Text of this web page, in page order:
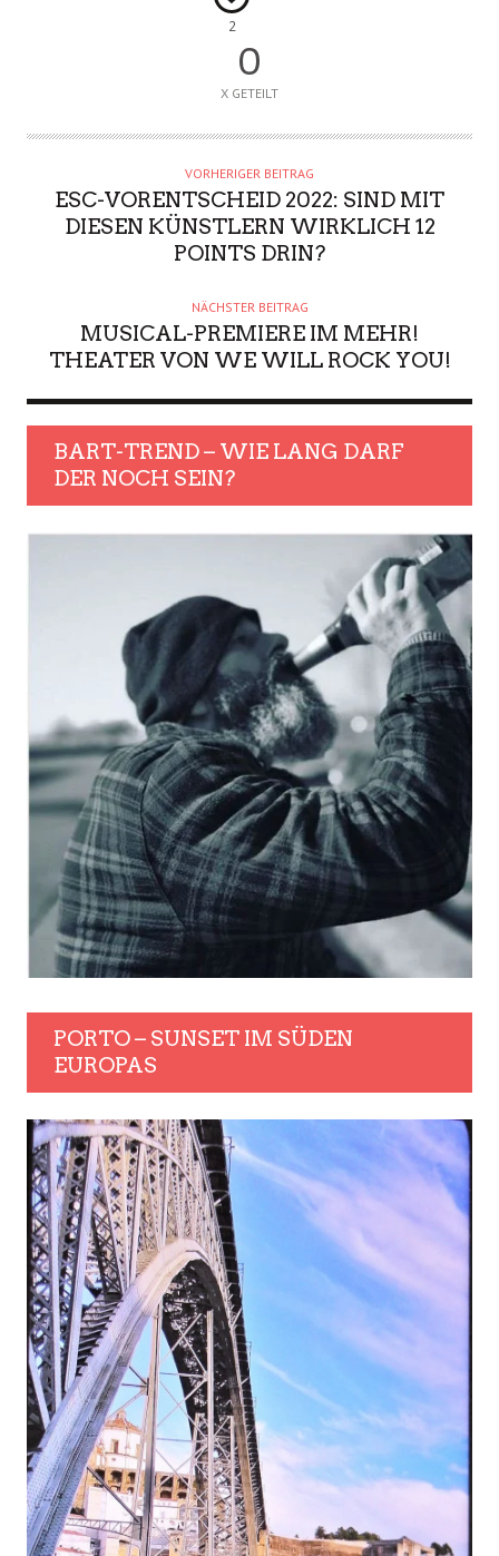
2
0
X GETEILT
VORHERIGER BEITRAG
ESC-VORENTSCHEID 2022: SIND MIT
DIESEN KÜNSTLERN WIRKLICH 12
POINTS DRIN?
NÄCHSTER BEITRAG
MUSICAL-PREMIERE IM MEHR!
THEATER VON WE WILL ROCK YOU!
BART-TREND – WIE LANG DARF
DER NOCH SEIN?
PORTO – SUNSET IM SÜDEN
EUROPAS